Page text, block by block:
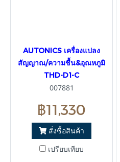
AUTONICS เครื่องแปลง
สัญญาณ/ความชื้น&อุณหภูมิ
THD-D1-C
007881
฿11,330
สั่งซื้อสินค้า
เปรียบเทียบ